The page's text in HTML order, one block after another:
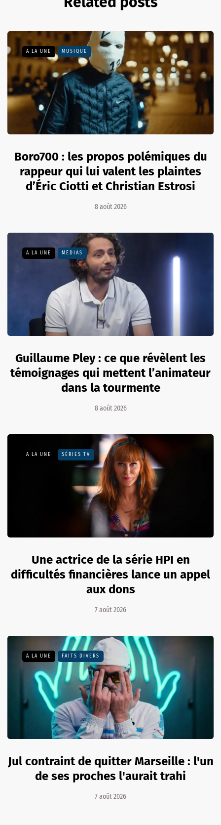
A LA UNE MUSIQUE
Boro700 : les propos polémiques du
rappeur qui lui valent les plaintes
d’Éric Ciotti et Christian Estrosi
8 août 2026
A LA UNE MÉDIAS
Guillaume Pley : ce que révèlent les
témoignages qui mettent l’animateur
dans la tourmente
8 août 2026
A LA UNE SÉRIES TV
Une actrice de la série HPI en
difficultés financières lance un appel
aux dons
7 août 2026
A LA UNE FAITS DIVERS
Jul contraint de quitter Marseille : l'un
de ses proches l'aurait trahi
7 août 2026